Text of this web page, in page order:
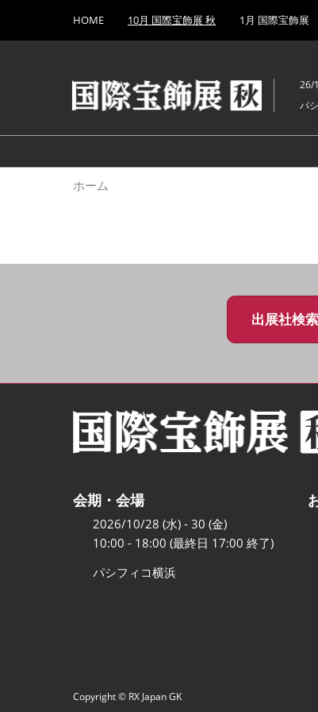
キ
し
て
to
HOME 10月 国際宝飾展 秋 1月 国際宝飾展
26/
パ
ホーム
出展社検
会期・会場
2026/10/28 (水) - 30 (金)
10:00 - 18:00 (最終日 17:00 終了)
パシフィコ横浜
Copyright © RX Japan GK